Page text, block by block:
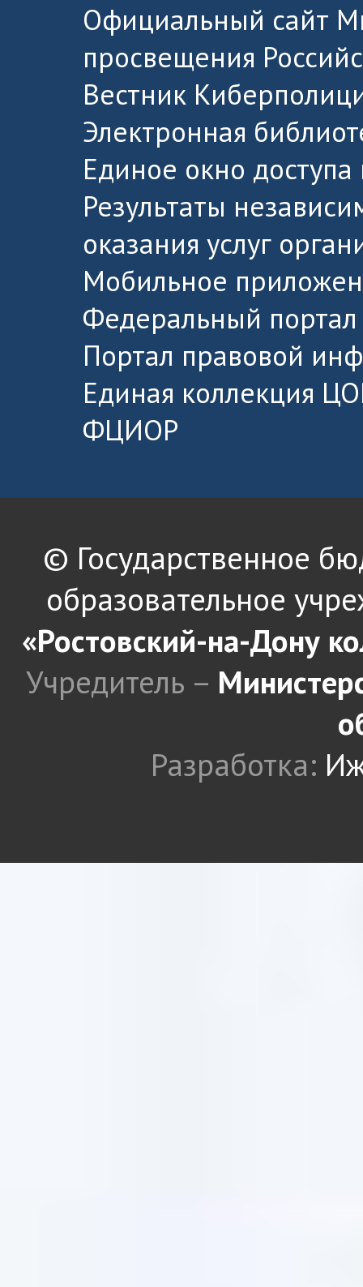
Официальный сайт
просвещения
Вестник
Электронная
Единое окно
Результаты
оказания услуг
Мобильное
Федеральный портал
Портал правовой
Единая коллекция
ФЦИОР
© Государственное
образовательное
«Ростовский-на-Дону
Учредитель –
Разработка: